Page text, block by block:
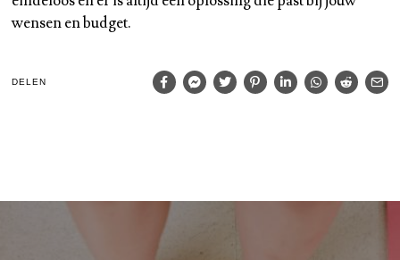
wensen en budget.
DELEN